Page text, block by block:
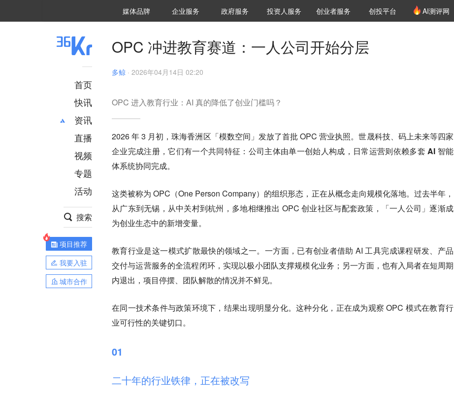
媒体品牌 36Kr研究院
企业服务 城市之窗
政府服务 VClub投资机构库
投资机构职位推介
投资人服务 创投氪堂
创业者服务 创投平台 AI测评网
首页
快讯
资讯
推荐
财经
项目推荐
安徽
直播
视频
专题
活动
搜索
项目推荐
我要入驻
城市合作
OPC 冲进教育赛道：一人公司开始分层
多鲸 · 2026年04月14日 02:20
OPC 进入教育行业：AI 真的降低了创业门槛吗？
2026 年 3 月初，珠海香洲区「模数空间」发放了首批 OPC 营业执照。世晟科技、码上未来等四家
企业完成注册，它们有一个共同特征： 公司主体由单一创始人构成，日常运营则依赖多套 AI 智能
体系统协同完成。
这类被称为 OPC（One Person Company）的组织形态，正在从概念走向规模化落地。过去半年，
从广东到无锡，从中关村到杭州，多地相继推出 OPC 创业社区与配套政策，「一人公司」逐渐成
为创业生态中的新增变量。
教育行业是这一模式扩散最快的领域之一。一方面，已有创业者借助 AI 工具完成课程研发、产品
交付与运营服务的全流程闭环，实现以极小团队支撑规模化业务；另一方面，也有入局者在短周期
内退出，项目停摆、团队解散的情况并不鲜见。
在同一技术条件与政策环境下，结果出现明显分化。这种分化，正在成为观察 OPC 模式在教育行
业可行性的关键切口。
01
二十年的行业铁律，正在被改写